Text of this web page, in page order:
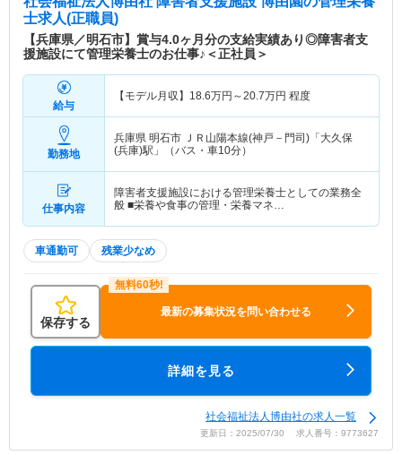
士求人(正職員)
【兵庫県／明石市】賞与4.0ヶ月分の支給実績あり◎障害者支
援施設にて管理栄養士のお仕事♪＜正社員＞
給与
【モデル月収】 18.6万円～20.7万円 程度
勤務地
兵庫県 明石市 ＪＲ山陽本線(神戸－門司)「大久保
(兵庫)駅」（バス・車10分）
仕事内容
障害者支援施設における管理栄養士としての業務全
般 ■栄養や食事の管理・栄養マネ…
車通勤可 残業少なめ
保存する
最新の募集状況を問い合わせる
詳細を見る
社会福祉法人博由社の求人一覧
更新日：2025/07/30 求人番号：9773627